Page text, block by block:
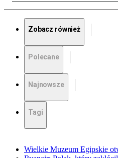
Zobacz również
Polecane
Najnowsze
Tagi
Wielkie Muzeum Egipskie